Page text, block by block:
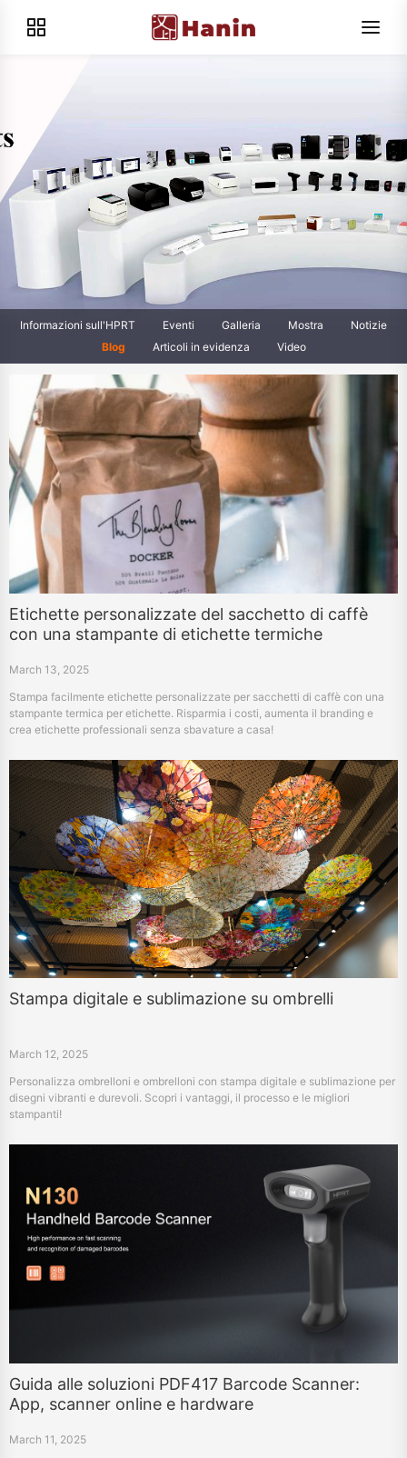
Informazioni sull'HPRT Eventi Galleria Mostra
Notizie
Blog
Articoli in evidenza Video
Etichette personalizzate del sacchetto di caffè
con una stampante di etichette termiche
March 13, 2025
Stampa facilmente etichette personalizzate per sacchetti di caffè con una
stampante termica per etichette. Risparmia i costi, aumenta il branding e
crea etichette professionali senza sbavature a casa!
Stampa digitale e sublimazione su ombrelli
March 12, 2025
Personalizza ombrelloni e ombrelloni con stampa digitale e sublimazione per
disegni vibranti e durevoli. Scopri i vantaggi, il processo e le migliori
stampanti!
Guida alle soluzioni PDF417 Barcode Scanner:
App, scanner online e hardware
March 11, 2025